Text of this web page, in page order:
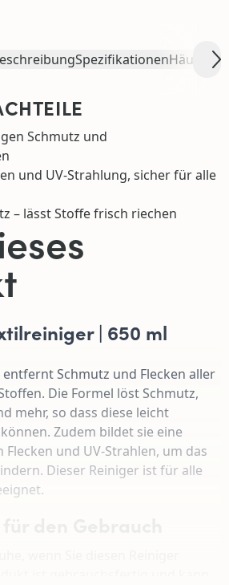
SpezifikationenHäufig
| 650 ml
Schmutz und Flecken aller
Die Formel löst Schmutz,
mehr, so dass diese leicht
Zudem bildet sie eine
Flecken und UV-Strahlen, um das
Dieser Reiniger ist für alle
Schmutz und
und UV-Strahlung, sicher für alle
– lässt Stoffe frisch riechen